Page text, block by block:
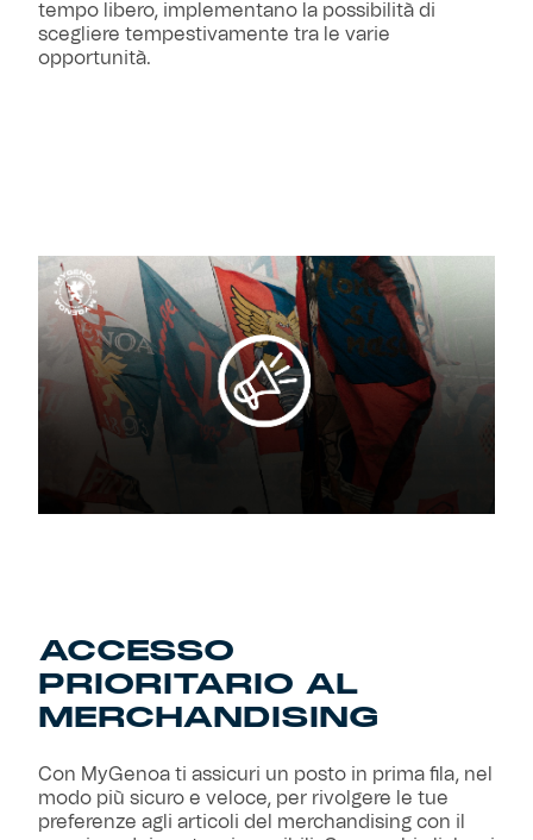
Fortissimo batte il mio cuor
tempo libero, implementano la possibilità di
scegliere tempestivamente tra le varie
opportunità.
ACCESSO
PRIORITARIO AL
MERCHANDISING
Con MyGenoa ti assicuri un posto in prima fila, nel
modo più sicuro e veloce, per rivolgere le tue
preferenze agli articoli del merchandising con il